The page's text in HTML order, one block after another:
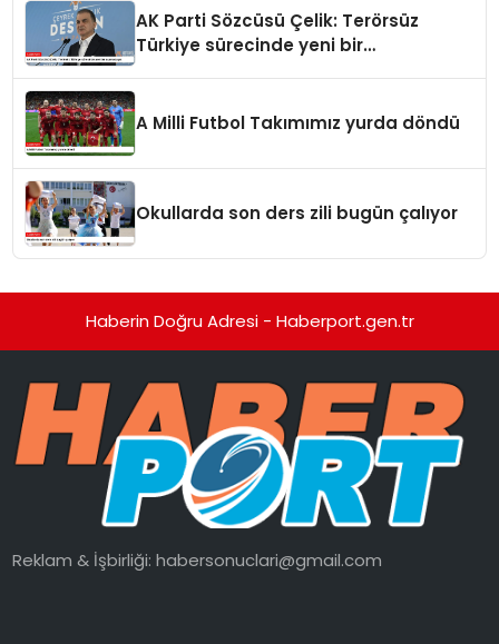
AK Parti Sözcüsü Çelik: Terörsüz
Türkiye sürecinde yeni bir
A Milli Futbol Takımımız yurda döndü
Okullarda son ders zili bugün çalıyor
Haberin Doğru Adresi - Haberport.gen.tr
Reklam & İşbirliği:habersonuclari@gmail.com